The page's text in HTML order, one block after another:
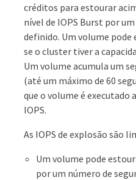
créditos para estourar
nível de IOPS Burst por
definido. Um volume pode
se o cluster tiver a
Um volume acumula um
(até um máximo de 60
que o volume é
IOPS.
As IOPS de explosão são
Um volume pode
por um número de